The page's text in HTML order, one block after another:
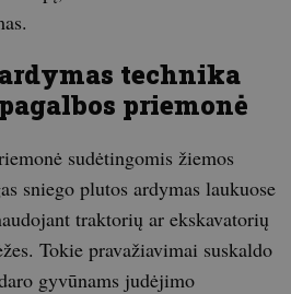
technika
priemonė
sudėtingomis žiemos
sniego plutos ardymas laukuose
traktorių ar ekskavatorių
Tokie pravažiavimai suskaldo
gyvūnams judėjimo